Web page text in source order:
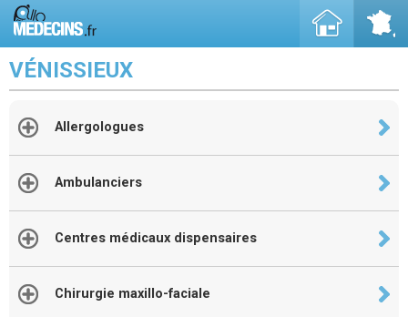
VÉNISSIEUX
Allergologues
Ambulanciers
Centres médicaux dispensaires
Chirurgie maxillo-faciale